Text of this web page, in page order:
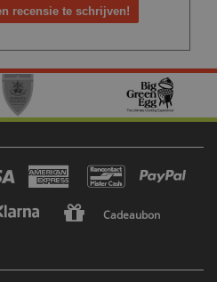
recensie te schrijven!
Cadeaubon